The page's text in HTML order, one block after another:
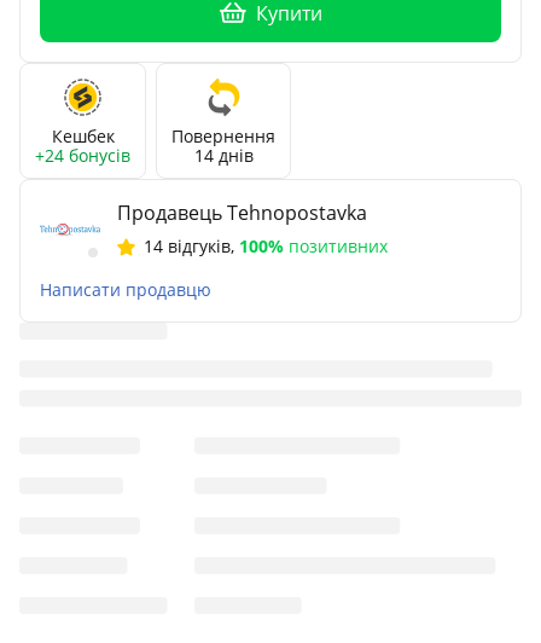
Купити
Кешбек
+24 бонусів
Повернення
14 днів
Продавець Tehnopostavka
14 відгуків, 100% позитивних
Написати продавцю